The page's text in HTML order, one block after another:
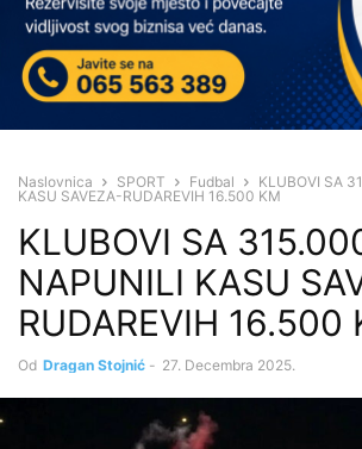
Naslovnica SPORT Fudbal
KLUBOVI SA
KASU SAVEZA-RUDAREVIH 16.500 KM
KLUBOVI SA
NAPUNILI KASU
RUDAREVIH 16.500
Od Dragan Stojnić - 27. Decembra 2025.